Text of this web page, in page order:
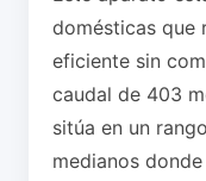
domésticas que
eficiente sin
caudal de 403
sitúa en un
medianos